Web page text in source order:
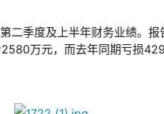
二季度及上半年财务业绩。报
万元，而去年同期亏损